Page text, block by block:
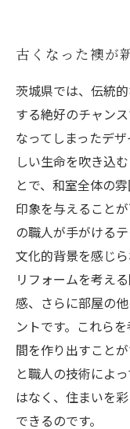
古くなった襖が
茨城県では、伝統
する絶好のチャン
なってしまったデ
しい生命を吹き込
とで、和室全体の
印象を与えること
の職人が手がける
文化的背景を感じ
リフォームを考え
感、さらに部屋の
ントです。これら
間を作り出すこと
と職人の技術によ
はなく、住まいを
できるのです。